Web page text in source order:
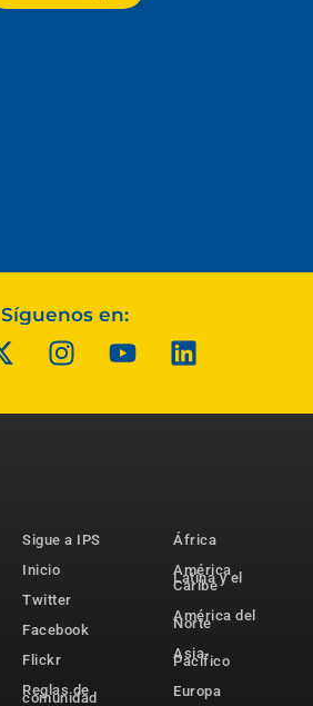
Síguenos en:
Sigue a IPS
Inicio
Twitter
Facebook
Flickr
Reglas de
comunidad
África
América
Latina y el
Caribe
América del
Norte
Asia-
Pacífico
Europa